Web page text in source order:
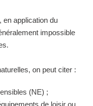
, en application du
impossible
on peut citer :
(NE) ;
de loisir ou